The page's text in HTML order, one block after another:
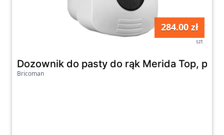
284.00 zł
szt
Dozownik do pasty do rąk Merida Top,
Bricoman